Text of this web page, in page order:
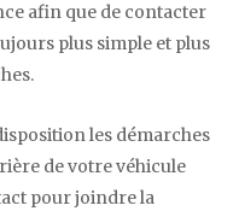
afin que de contacter
plus simple et plus
les démarches
de votre véhicule
pour joindre la